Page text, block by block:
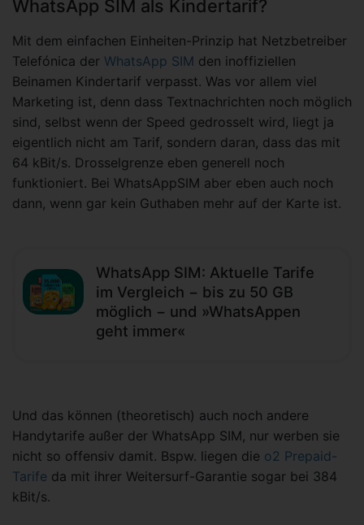
WhatsApp SIM als Kindertarif?
Mit dem einfachen Einheiten-Prinzip hat Netzbetreiber
Telefónica der WhatsApp SIM den inoffiziellen
Beinamen Kindertarif verpasst. Was vor allem viel
Marketing ist, denn dass Textnachrichten noch möglich
sind, selbst wenn der Speed gedrosselt wird, liegt ja
eigentlich nicht am Tarif, sondern daran, dass das mit
64 kBit/s. Drosselgrenze eben generell noch
funktioniert. Bei WhatsAppSIM aber eben auch noch
dann, wenn gar kein Guthaben mehr auf der Karte ist.
WhatsApp SIM: Aktuelle Tarife
im Vergleich − bis zu 50 GB
möglich − und »WhatsAppen
geht immer«
Und das können (theoretisch) auch noch andere
Handytarife außer der WhatsApp SIM, nur werben sie
nicht so offensiv damit. Bspw. liegen die o2 Prepaid-
Tarife da mit ihrer Weitersurf-Garantie sogar bei 384
kBit/s.